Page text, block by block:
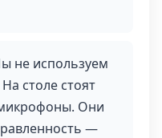
не используем
столе стоят
Они
—